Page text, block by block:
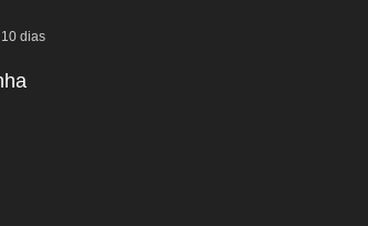
dias